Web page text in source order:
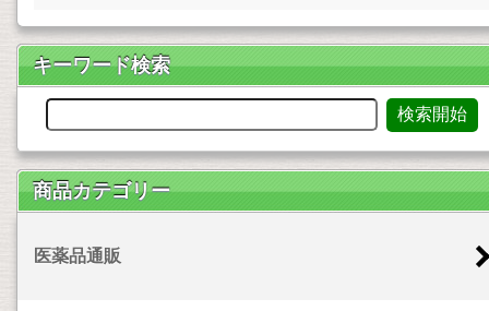
キーワード検索
商品カテゴリー
医薬品通販